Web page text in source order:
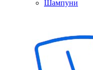
Шампуни